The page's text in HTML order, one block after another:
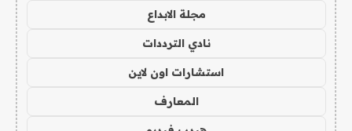
مجلة الابداع
نادي الترددات
استشارات اون لاين
المعارف